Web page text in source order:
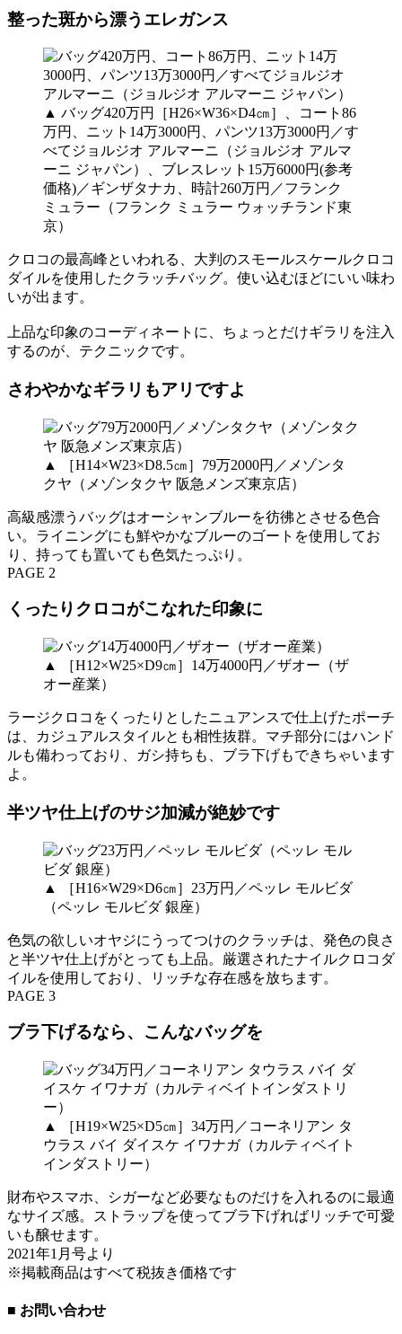
整った斑から漂うエレガンス
▲ バッグ420万円［H26×W36×D4㎝］、コート86
万円、ニット14万3000円、パンツ13万3000円／す
べてジョルジオ アルマーニ（ジョルジオ アルマ
ーニ ジャパン）、ブレスレット15万6000円(参考
価格)／ギンザタナカ、時計260万円／フランク
ミュラー（フランク ミュラー ウォッチランド東
京）
クロコの最高峰といわれる、大判のスモールスケールクロコ
ダイルを使用したクラッチバッグ。使い込むほどにいい味わ
いが出ます。
上品な印象のコーディネートに、ちょっとだけギラリを注入
するのが、テクニックです。
さわやかなギラリもアリですよ
▲ ［H14×W23×D8.5㎝］79万2000円／メゾンタ
クヤ（メゾンタクヤ 阪急メンズ東京店）
高級感漂うバッグはオーシャンブルーを彷彿とさせる色合
い。ライニングにも鮮やかなブルーのゴートを使用してお
り、持っても置いても色気たっぷり。
PAGE 2
くったりクロコがこなれた印象に
▲ ［H12×W25×D9㎝］14万4000円／ザオー（ザ
オー産業）
ラージクロコをくったりとしたニュアンスで仕上げたポーチ
は、カジュアルスタイルとも相性抜群。マチ部分にはハンド
ルも備わっており、ガシ持ちも、ブラ下げもできちゃいます
よ。
半ツヤ仕上げのサジ加減が絶妙です
▲ ［H16×W29×D6㎝］23万円／ペッレ モルビダ
（ペッレ モルビダ 銀座）
色気の欲しいオヤジにうってつけのクラッチは、発色の良さ
と半ツヤ仕上げがとっても上品。厳選されたナイルクロコダ
イルを使用しており、リッチな存在感を放ちます。
PAGE 3
ブラ下げるなら、こんなバッグを
▲ ［H19×W25×D5㎝］34万円／コーネリアン タ
ウラス バイ ダイスケ イワナガ（カルティベイト
インダストリー）
財布やスマホ、シガーなど必要なものだけを入れるのに最適
なサイズ感。ストラップを使ってブラ下げればリッチで可愛
いも醸せます。
2021年1月号より
※掲載商品はすべて税抜き価格です
■ お問い合わせ